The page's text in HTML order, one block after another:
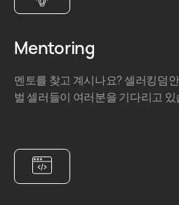
Mentoring
멘토를 찾고 계시나요? 셀러킹덤
벌 셀러들이 여러분을 기다리고 있